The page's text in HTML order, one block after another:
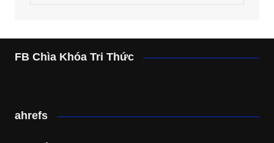
FB Chìa Khóa Tri Thức
ahrefs